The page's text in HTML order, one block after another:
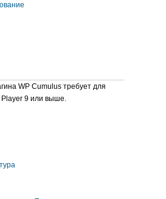
WP Cumulus требует для
9 или выше.